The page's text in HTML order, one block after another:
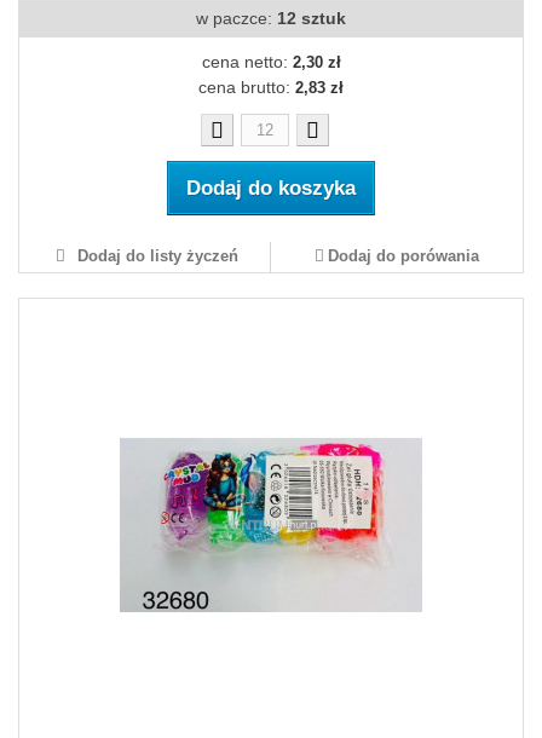
w paczce: 12 sztuk
cena netto: 2,30 zł
cena brutto: 2,83 zł
Dodaj do koszyka
Dodaj do listy życzeń Dodaj do porówania